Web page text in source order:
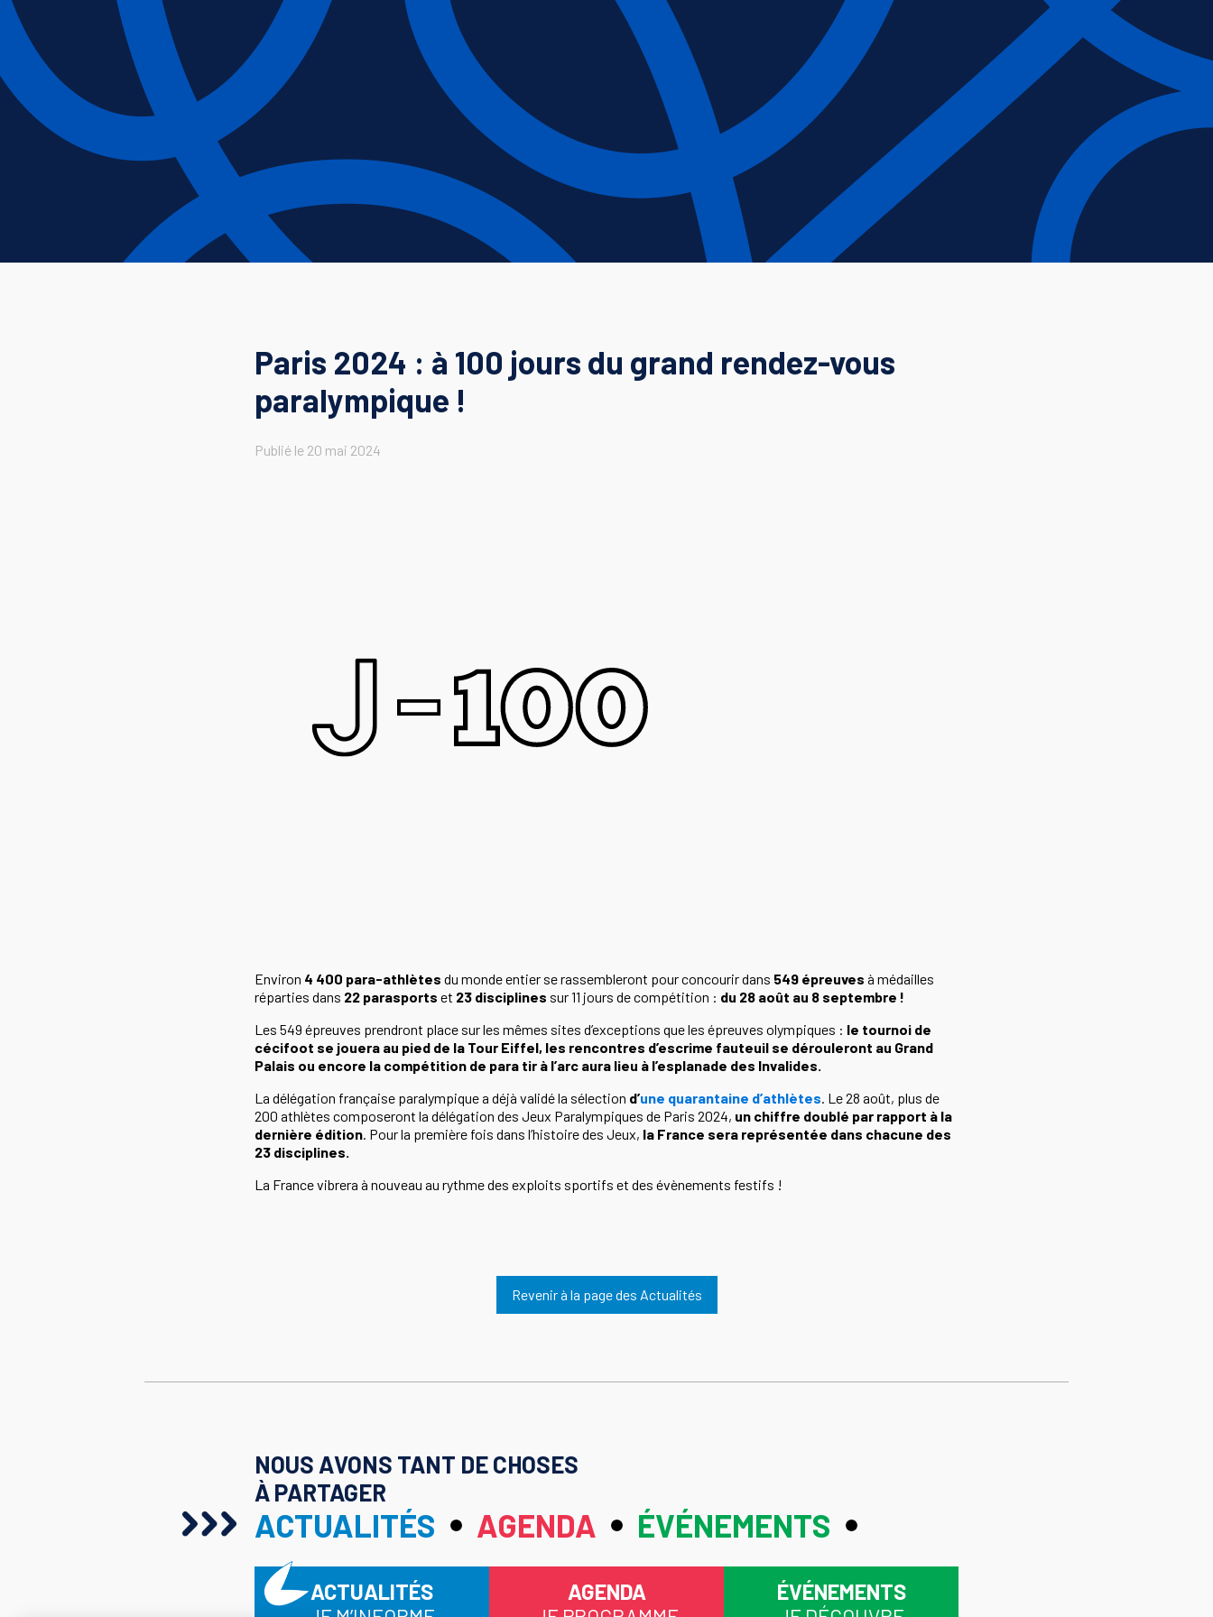
Paris 2024 : à 100 jours du grand rendez-vous
paralympique !
Publié le 20 mai 2024
Environ 4 400 para-athlètes du monde entier se rassembleront pour concourir dans 549 épreuves à médailles
réparties dans 22 parasports et 23 disciplines sur 11 jours de compétition : du 28 août au 8 septembre !
Les 549 épreuves prendront place sur les mêmes sites d’exceptions que les épreuves olympiques : le tournoi de
cécifoot se jouera au pied de la Tour Eiffel, les rencontres d’escrime fauteuil se dérouleront au Grand
Palais ou encore la compétition de para tir à l’arc aura lieu à l’esplanade des Invalides.
La délégation française paralympique a déjà validé la sélection d’une quarantaine d’athlètes. Le 28 août, plus de
200 athlètes composeront la délégation des Jeux Paralympiques de Paris 2024, un chiffre doublé par rapport à la
dernière édition. Pour la première fois dans l’histoire des Jeux, la France sera représentée dans chacune des
23 disciplines.
La France vibrera à nouveau au rythme des exploits sportifs et des évènements festifs !
Revenir à la page des Actualités
NOUS AVONS TANT DE CHOSES
À PARTAGER
ACTUALITÉS AGENDA ÉVÉNEMENTS
ACTUALITÉS AGENDA ÉVÉNEMENTS